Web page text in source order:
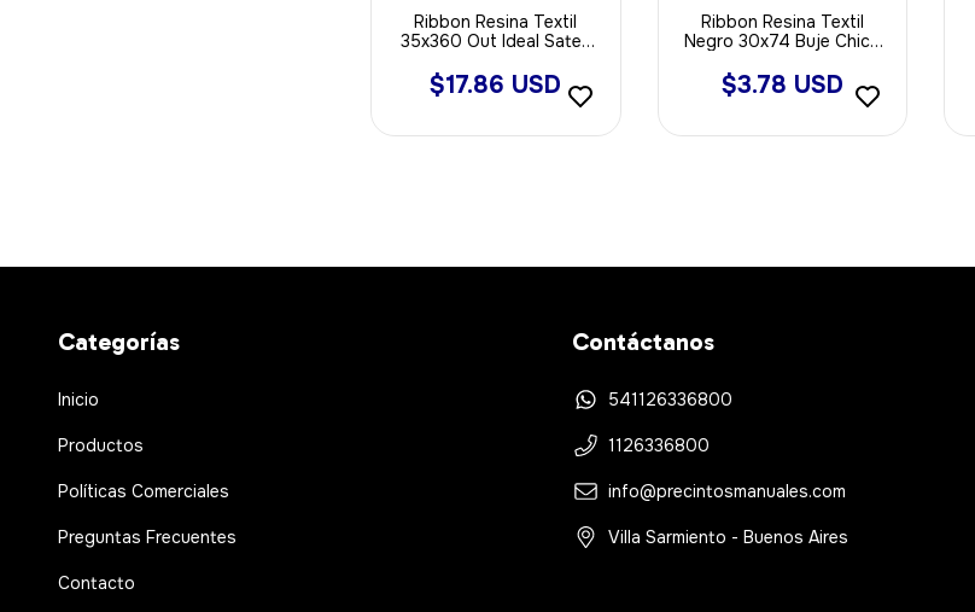
Ribbon Resina Textil
35x360 Out Ideal Saten
$17.86 USD
Ribbon Resina Textil
Negro 30x74 Buje Chico
$3.78 USD
Categorías
Inicio
Productos
Políticas Comerciales
Preguntas Frecuentes
Contacto
Contáctanos
541126336800
1126336800
info@precintosmanuales.com
Villa Sarmiento - Buenos Aires